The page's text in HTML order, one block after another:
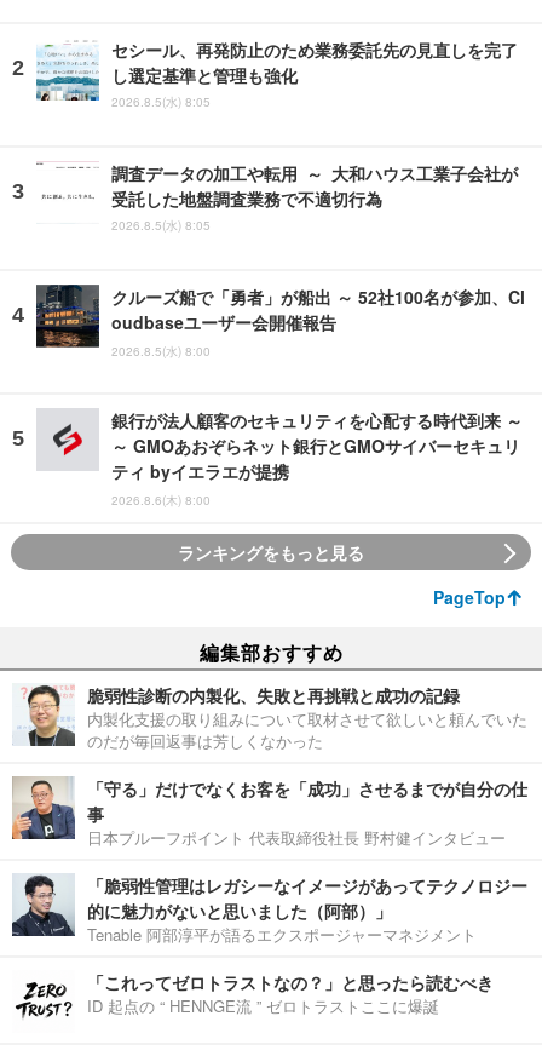
セシール、再発防止のため業務委託先の見直しを完了
し選定基準と管理も強化
2026.8.5(水) 8:05
調査データの加工や転用 ～ 大和ハウス工業子会社が
受託した地盤調査業務で不適切行為
2026.8.5(水) 8:05
クルーズ船で「勇者」が船出 ～ 52社100名が参加、Cl
oudbaseユーザー会開催報告
2026.8.5(水) 8:00
銀行が法人顧客のセキュリティを心配する時代到来 ～
～ GMOあおぞらネット銀行とGMOサイバーセキュリ
ティ byイエラエが提携
2026.8.6(木) 8:00
ランキングをもっと見る
PageTop
編集部おすすめ
脆弱性診断の内製化、失敗と再挑戦と成功の記録
内製化支援の取り組みについて取材させて欲しいと頼んでいた
のだが毎回返事は芳しくなかった
「守る」だけでなくお客を「成功」させるまでが自分の仕
事
日本プルーフポイント 代表取締役社長 野村健インタビュー
「脆弱性管理はレガシーなイメージがあってテクノロジー
的に魅力がないと思いました（阿部）」
Tenable 阿部淳平が語るエクスポージャーマネジメント
「これってゼロトラストなの？」と思ったら読むべき
ID 起点の “ HENNGE流 ” ゼロトラストここに爆誕